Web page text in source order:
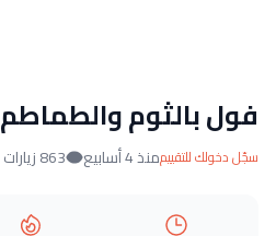
فول بالثوم والطماطم
سجّل دخولك للتقييممنذ 4 أسابيع 863 زيارات